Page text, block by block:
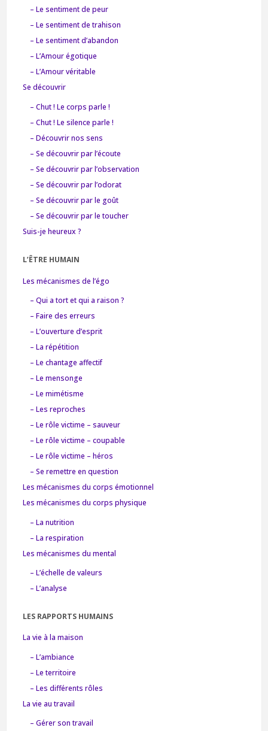
– Le sentiment de peur
– Le sentiment de trahison
– Le sentiment d’abandon
– L’Amour égotique
– L’Amour véritable
Se découvrir
– Chut ! Le corps parle !
– Chut ! Le silence parle !
– Découvrir nos sens
– Se découvrir par l’écoute
– Se découvrir par l’observation
– Se découvrir par l’odorat
– Se découvrir par le goût
– Se découvrir par le toucher
Suis-je heureux ?
L’ÊTRE HUMAIN
Les mécanismes de l’égo
– Qui a tort et qui a raison ?
– Faire des erreurs
– L’ouverture d’esprit
– La répétition
– Le chantage affectif
– Le mensonge
– Le mimétisme
– Les reproches
– Le rôle victime – sauveur
– Le rôle victime – coupable
– Le rôle victime – héros
– Se remettre en question
Les mécanismes du corps émotionnel
Les mécanismes du corps physique
– La nutrition
– La respiration
Les mécanismes du mental
– L’échelle de valeurs
– L’analyse
LES RAPPORTS HUMAINS
La vie à la maison
– L’ambiance
– Le territoire
– Les différents rôles
La vie au travail
– Gérer son travail